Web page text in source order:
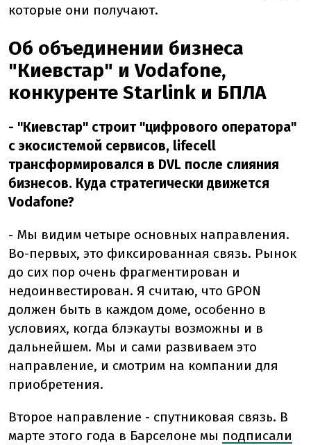
которые они получают.
Об объединении бизнеса
"Киевстар" и Vodafone,
конкуренте Starlink и БПЛА
- "Киевстар" строит "цифрового оператора"
с экосистемой сервисов, lifecell
трансформировался в DVL после слияния
бизнесов. Куда стратегически движется
Vodafone?
- Мы видим четыре основных направления.
Во-первых, это фиксированная связь. Рынок
до сих пор очень фрагментирован и
недоинвестирован. Я считаю, что GPON
должен быть в каждом доме, особенно в
условиях, когда блэкауты возможны и в
дальнейшем. Мы и сами развиваем это
направление, и смотрим на компании для
приобретения.
Второе направление - спутниковая связь. В
марте этого года в Барселоне мы подписали